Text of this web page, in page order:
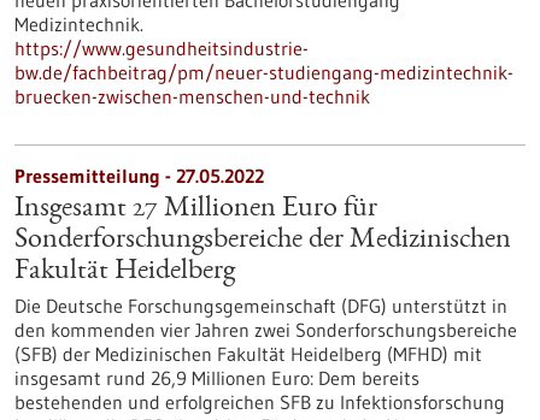
Medizintechnik.
https://www.gesundheitsindustrie-
bw.de/fachbeitrag/pm/neuer-studiengang-medizintechnik-
bruecken-zwischen-menschen-und-technik
Pressemitteilung - 27.05.2022
Insgesamt 27 Millionen Euro für
Sonderforschungsbereiche der Medizinischen
Fakultät Heidelberg
Die Deutsche Forschungsgemeinschaft (DFG) unterstützt in
den kommenden vier Jahren zwei Sonderforschungsbereiche
(SFB) der Medizinischen Fakultät Heidelberg (MFHD) mit
insgesamt rund 26,9 Millionen Euro: Dem bereits
bestehenden und erfolgreichen SFB zu Infektionsforschung